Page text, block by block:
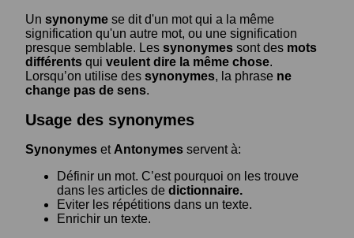
Un synonyme se dit d'un mot qui a la même
signification qu'un autre mot, ou une signification
presque semblable. Les synonymes sont des mots
différents qui veulent dire la même chose.
Lorsqu’on utilise des synonymes, la phrase ne
change pas de sens.
Usage des synonymes
Synonymes et Antonymes servent à:
Définir un mot. C’est pourquoi on les trouve
dans les articles de dictionnaire.
Eviter les répétitions dans un texte.
Enrichir un texte.